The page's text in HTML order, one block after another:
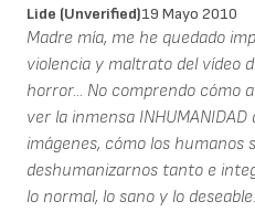
Lide (unverified)19 Mayo 2010
Madre mía, me he quedado
violencia y maltrato del vídeo
horror... No comprendo cómo
ver la inmensa
imágenes, cómo los humanos
deshumanizarnos tanto e
lo normal, lo sano y lo